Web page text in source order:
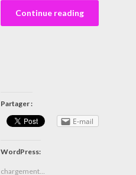
Continue reading
Partager :
E-mail
WordPress:
chargement…